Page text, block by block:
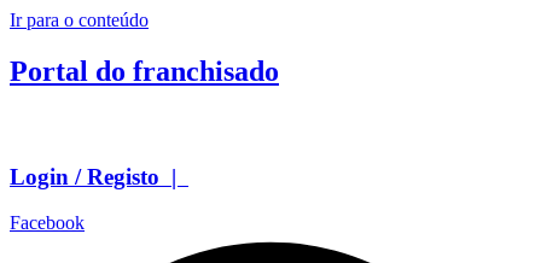
Ir para o conteúdo
Portal do franchisado
Login / Registo |
Facebook